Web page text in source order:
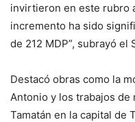
invirtieron en este rubro
incremento ha sido
de 212 MDP”, subrayó el
Destacó obras como la
Antonio y los trabajos
Tamatán en la capital de